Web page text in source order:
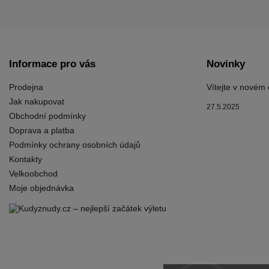
Informace pro vás
Prodejna
Jak nakupovat
Obchodní podmínky
Doprava a platba
Podmínky ochrany osobních údajů
Kontakty
Velkoobchod
Moje objednávka
Novinky
Vítejte v novém
27.5.2025